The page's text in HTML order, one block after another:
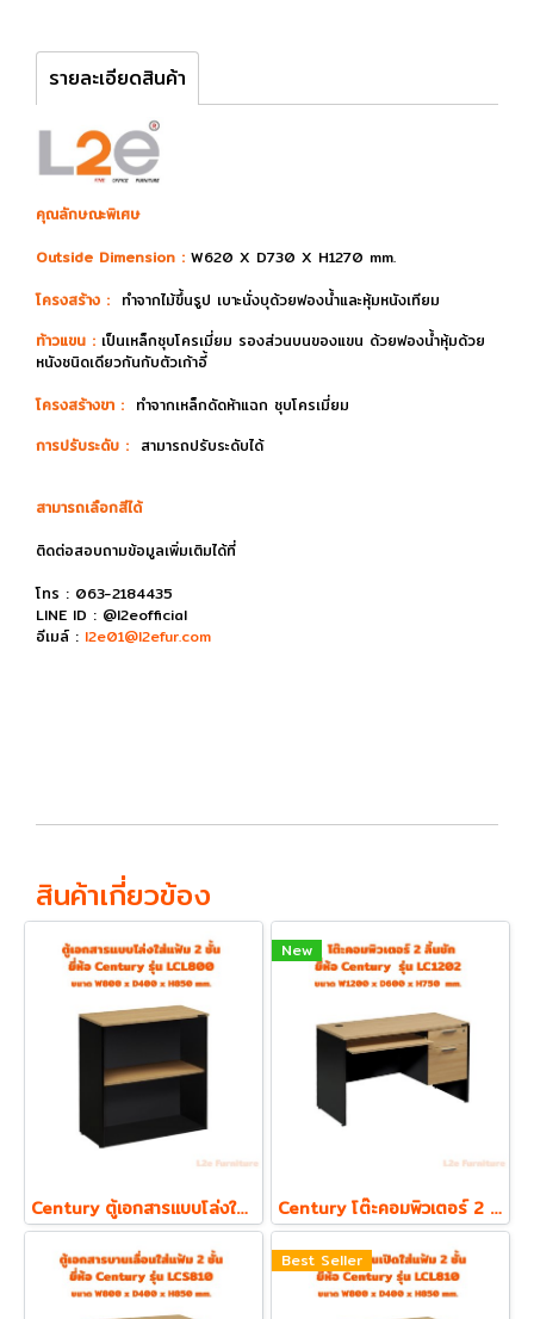
รายละเอียดสินค้า
คุณลักษณะพิเศษ
Outside Dimension : W620 X D730 X H1270 mm.
โครงสร้าง : ทำจากไม้ขึ้นรูป เบาะนั่งบุด้วยฟองน้ำและหุ้มหนังเทียม
ท้าวแขน : เป็นเหล็กชุบโครเมี่ยม รองส่วนบนของแขน ด้วยฟองน้ำหุ้มด้วย
หนังชนิดเดียวกันกับตัวเก้าอี้
โครงสร้างขา : ทำจากเหล็กดัดห้าแฉก ชุบโครเมี่ยม
การปรับระดับ : สามารถปรับระดับได้
สามารถเลือกสีได้
ติดต่อสอบถามข้อมูลเพิ่มเติมได้ที่
โทร : 063-2184435
LINE ID : @l2eofficial
อีเมล์ : l2e01@l2efur.com
สินค้าเกี่ยวข้อง
Century ตู้เอกสารแบบโล่งใส่แฟ้ม ตั้ง 2 ชั้น รุ่น LCL800 ความหนา Top 19 mm.
New
Century โต๊ะคอมพิวเตอร์ 2 ลิ้นชัก พร้อมถาดคีย์บอร์ด รุ่น LC1202
Best Seller